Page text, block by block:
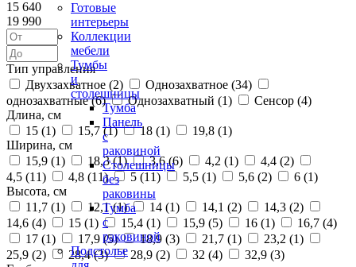
Готовые
интерьеры
Коллекции
мебели
Тумбы
и
столешницы
Тумба
Панель
с
раковиной
Столешницы
без
раковины
Тумба
с
раковиной
Подстолье
15 640
19 990
Тип управления
Двухзахватное (2) Однозахватное (34)
однозахватные (6) Однозахватный (1) Сенсор (4)
Длина, см
15 (1) 15,7 (1) 18 (1) 19,8 (1)
Ширина, см
15,9 (1) 18,3 (1) 3,6 (6) 4,2 (1) 4,4 (2)
4,5 (11) 4,8 (11) 5 (11) 5,5 (1) 5,6 (2) 6 (1)
Высота, см
11,7 (1) 12,1 (1) 14 (1) 14,1 (2) 14,3 (2)
14,6 (4) 15 (1) 15,4 (1) 15,9 (5) 16 (1) 16,7 (4)
17 (1) 17,9 (5) 18,9 (3) 21,7 (1) 23,2 (1)
25,9 (2) 28,4 (3) 28,9 (2) 32 (4) 32,9 (3)